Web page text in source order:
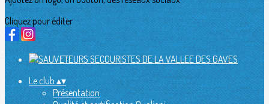
Cliquez pour éditer
Le club▴▾
Présentation